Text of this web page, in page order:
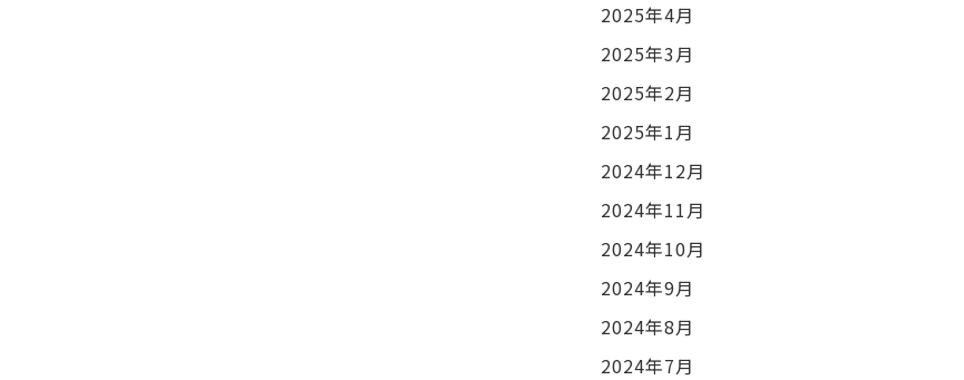
2025年4月
2025年3月
2025年2月
2025年1月
2024年12月
2024年11月
2024年10月
2024年9月
2024年8月
2024年7月